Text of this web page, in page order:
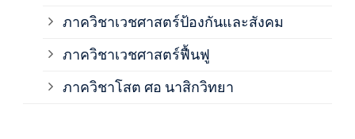
ภาควิชาเวชศาสตร์ป้องกันและสังคม
ภาควิชาเวชศาสตร์ฟื้นฟู
ภาควิชาโสต ศอ นาสิกวิทยา